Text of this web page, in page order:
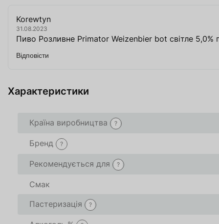
Korewtyn
31.08.2023
Пиво Розливне Primator Weizenbier bot світле 5,0%
Відповісти
Характеристики
Країна виробництва ?
Бренд ?
Рекомендується для ?
Смак
Пастеризація
?